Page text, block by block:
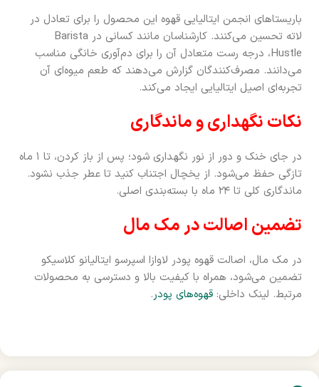
باریستاهای انجمن ایتالیایی قهوه این محصول را برای تعادل در
لاته تحسین می‌کنند. کارشناسان مانند کسانی در Barista
Hustle، درجه رست متعادل آن را برای دم‌آوری خانگی مناسب
می‌دانند. مصرف‌کنندگان گزارش می‌دهند که طعم میوه‌ای آن
تجربه‌ای اصیل ایتالیایی ایجاد می‌کند.
نکات نگهداری و ماندگاری
در جای خنک و دور از نور نگهداری شود؛ پس از باز کردن، تا ۱ ماه
تازگی حفظ می‌شود. از یخچال اجتناب کنید تا عطر جذب نشود.
ماندگاری کلی تا ۲۴ ماه با بسته‌بندی اصلی.
تضمین اصالت در مک مال
در مک مال، اصالت قهوه پودر لاوازا اسپرسو ایتالیانو کلاسیکو
تضمین می‌شود، همراه با کیفیت بالا و دسترسی به محصولات
مرتبط. لینک داخلی: قهوه‌های پودر.